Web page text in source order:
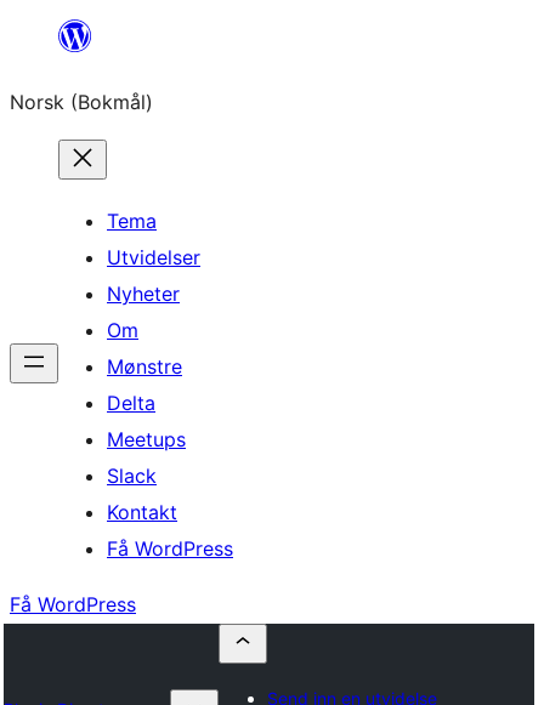
Hopp
innhold
Norsk (Bokmål)
Tema
Utvidelser
Nyheter
Om
Mønstre
Delta
Meetups
Slack
Kontakt
Få WordPress
Få WordPress
Send inn en utvidelse